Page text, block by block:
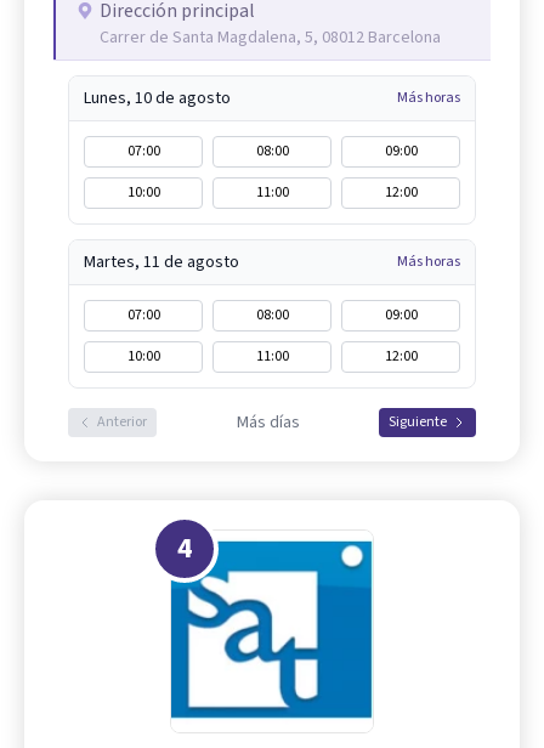
Dirección principal
Carrer de Santa Magdalena, 5, 08012 Barcelona
Lunes, 10 de agosto Más horas
07:00 08:00
09:00
10:00
11:00 12:00
Martes, 11 de agosto Más horas
07:00 08:00
09:00
10:00
11:00 12:00
Anterior Más días Siguiente
4